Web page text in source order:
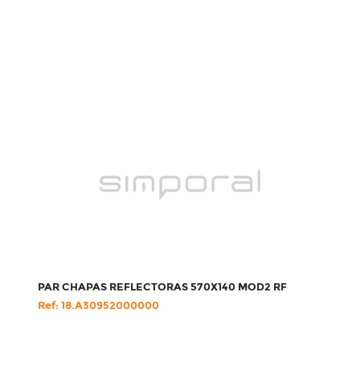
PAR CHAPAS REFLECTORAS 570X140 MOD2 RF
Ref: 18.A30952000000